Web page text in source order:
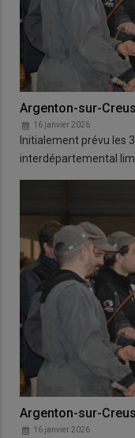
Argenton-sur-
16 janvier 2026
Initialement prévu les
interdépartemental
Argenton-sur-
16 janvier 2026